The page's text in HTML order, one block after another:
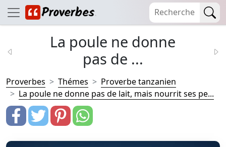
La poule ne donne
pas de ...
Proverbes Thémes
Proverbe tanzanien
La poule ne donne pas de lait, mais nourrit ses pe...